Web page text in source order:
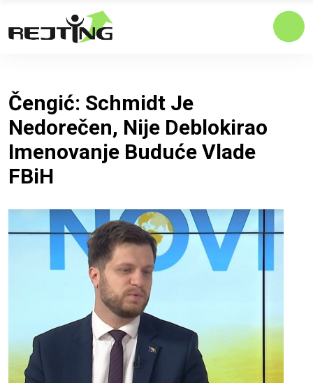
Čengić: Schmidt Je
Nedorečen, Nije Deblokirao
Imenovanje Buduće Vlade
FBiH